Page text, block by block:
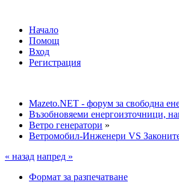
Начало
Помощ
Вход
Регистрация
Mazeto.NET - форум за свободна
Възобновяеми енергоизточници,
Ветро генератори »
Ветромобил-Инженери VS
« назад напред »
Формат за разпечатване